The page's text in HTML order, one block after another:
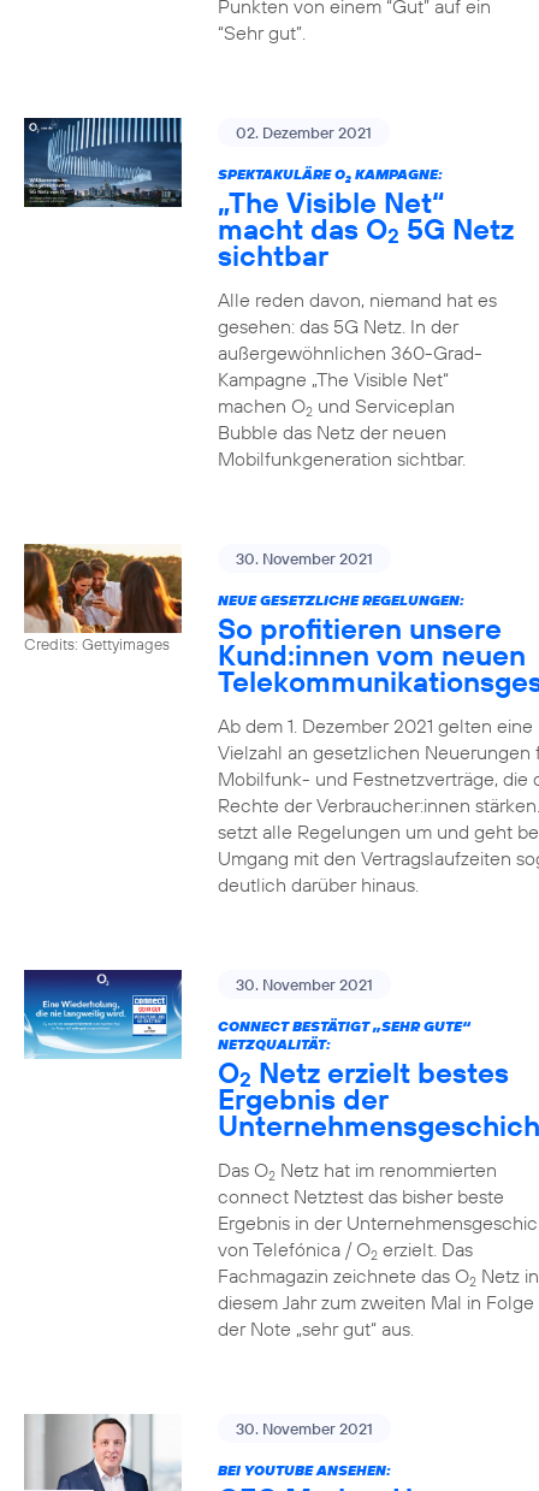
Punkten von einem “Gut” auf ein
“Sehr gut”.
02. Dezember 2021
SPEKTAKULÄRE O2KAMPAGNE:
„The Visible Net“
macht das O2 5G Netz
sichtbar
Alle reden davon, niemand hat es
gesehen: das 5G Netz. In der
außergewöhnlichen 360-Grad-
Kampagne „The Visible Net“
machen O2und Serviceplan
Bubble das Netz der neuen
Mobilfunkgeneration sichtbar.
Credits: Gettyimages
30. November 2021
NEUE GESETZLICHE REGELUNGEN:
So profitieren unsere
Kund:innen vom neuen
Ab dem 1. Dezember 2021 gelten eine
Vielzahl an gesetzlichen Neuerungen
Mobilfunk- und Festnetzverträge, die
Rechte der Verbraucher:innen
setzt alle Regelungen um und geht
Umgang mit den Vertragslaufzeiten
deutlich darüber hinaus.
30. November 2021
CONNECT BESTÄTIGT „SEHR GUTE“
NETZQUALITÄT:
O2 Netz erzielt bestes
Ergebnis der
Das O2Netz hat im renommierten
connect Netztest das bisher beste
Ergebnis in der
von Telefónica / O2erzielt. Das
Fachmagazin zeichnete das O2Netz in
diesem Jahr zum zweiten Mal in Folge
der Note „sehr gut“ aus.
30. November 2021
BEI YOUTUBE ANSEHEN: